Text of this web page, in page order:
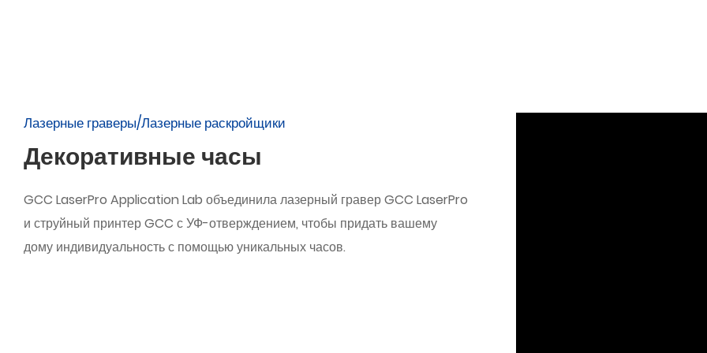
Лазерные граверы/Лазерные раскройщики
Декоративные часы
GCC LaserPro Application Lab объединила лазерный гравер GCC LaserPro
и струйный принтер GCC с УФ-отверждением, чтобы придать вашему
дому индивидуальность с помощью уникальных часов.